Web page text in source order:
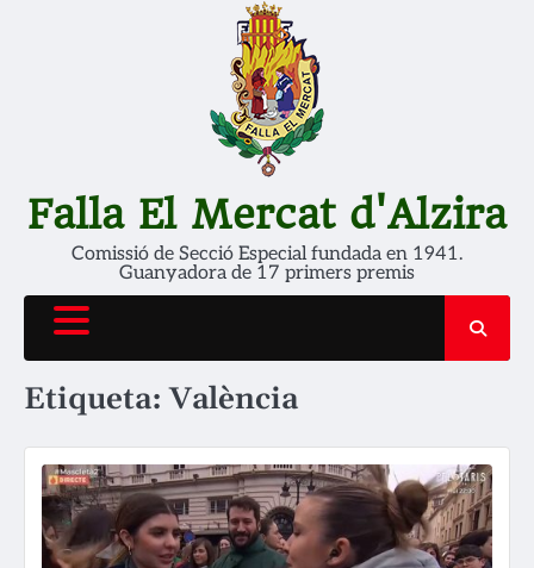
Falla El Mercat d'Alzira
Comissió de Secció Especial fundada en 1941.
Guanyadora de 17 primers premis
Etiqueta:València